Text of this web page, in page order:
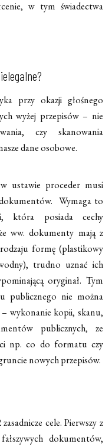
w tym świadectwa
przy okazji głośnego
wyżej przepisów – nie
czy skanowania
dane osobowe.
ustawie proceder musi
Wymaga to
która posiada cechy
ww. dokumenty mają z
formę (plastikowy
trudno uznać ich
oryginał. Tym
publicznego nie można
– wykonanie kopii, skanu,
publicznych, ze
np. co do formatu czy
nowych przepisów.
cele. Pierwszy z
dokumentów,